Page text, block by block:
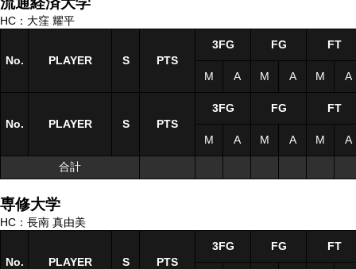
HC：大窪 耀平
No. PLAYER S
No. PLAYER S
合計
No. PLAYER S PTS
3FG FG FT
M A M A M A
No. PLAYER S PTS
3FG FG FT
M A M A M A
合計
専修大学
HC：長南 真由美
No. PLAYER S
No. PLAYER S PTS
3FG FG FT